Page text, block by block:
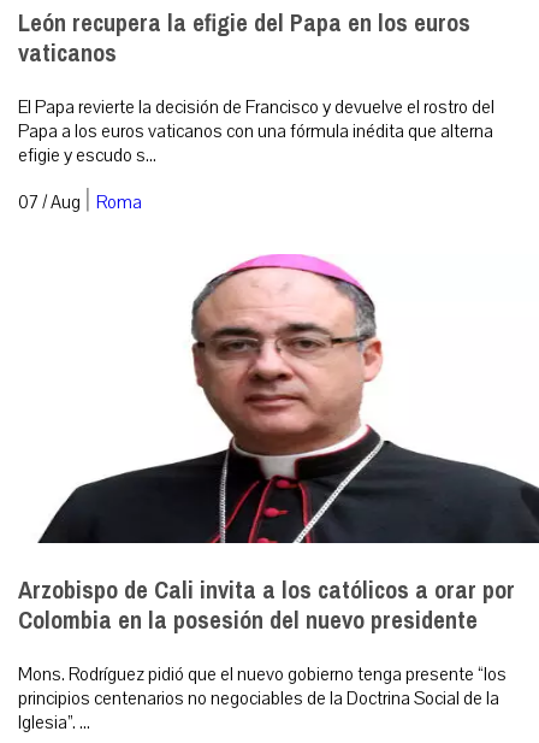
León recupera la efigie del Papa en los euros
vaticanos
El Papa revierte la decisión de Francisco y devuelve el rostro del
Papa a los euros vaticanos con una fórmula inédita que alterna
efigie y escudo s...
07 / Aug | Roma
Arzobispo de Cali invita a los católicos a orar por
Colombia en la posesión del nuevo presidente
Mons. Rodríguez pidió que el nuevo gobierno tenga presente “los
principios centenarios no negociables de la Doctrina Social de la
Iglesia”. ...